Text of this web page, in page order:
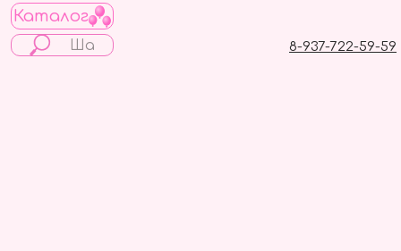
Каталог
8-937-722-59-59